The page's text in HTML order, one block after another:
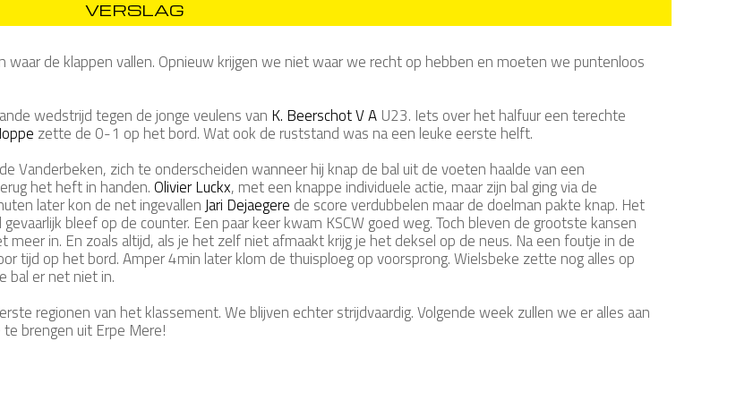
VERSLAG
waar de klappen vallen. Opnieuw krijgen we niet waar we recht op hebben en moeten we puntenloos
wedstrijd tegen de jonge veulens van K. Beerschot V A U23. Iets over het halfuur een terechte
zette de 0-1 op het bord. Wat ook de ruststand was na een leuke eerste helft.
Vanderbeken, zich te onderscheiden wanneer hij knap de bal uit de voeten haalde van een
het heft in handen. Olivier Luckx, met een knappe individuele actie, maar zijn bal ging via de
later kon de net ingevallen Jari Dejaegere de score verdubbelen maar de doelman pakte knap. Het
bleef op de counter. Een paar keer kwam KSCW goed weg. Toch bleven de grootste kansen
meer in. En zoals altijd, als je het zelf niet afmaakt krijg je het deksel op de neus. Na een foutje in de
tijd op het bord. Amper 4min later klom de thuisploeg op voorsprong. Wielsbeke zette nog alles op
bal er net niet in.
regionen van het klassement. We blijven echter strijdvaardig. Volgende week zullen we er alles aan
brengen uit Erpe Mere!